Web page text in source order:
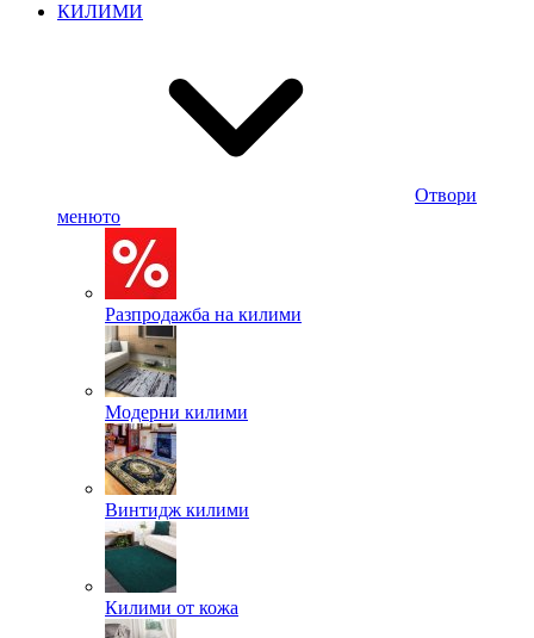
КИЛИМИ
Отвори
менюто
Разпродажба на килими
Модерни килими
Винтидж килими
Килими от кожа